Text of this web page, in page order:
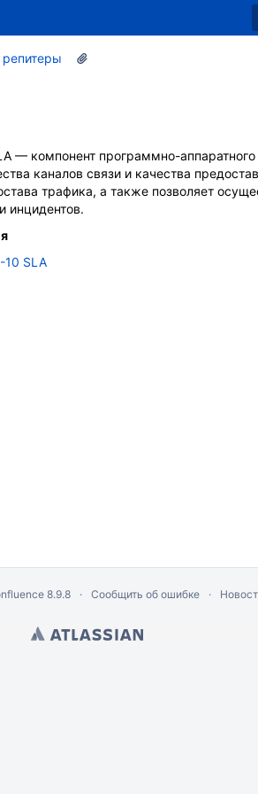
— компонент программно-
каналов связи и качества
трафика, а также позволяет
инцидентов.
10 SLA
8.9.8 Сообщить об ошибке